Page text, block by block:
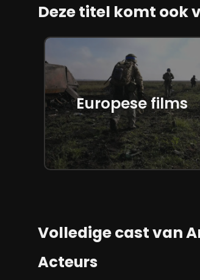
Deze titel komt ook
Europese films
Volledige cast van
Acteurs